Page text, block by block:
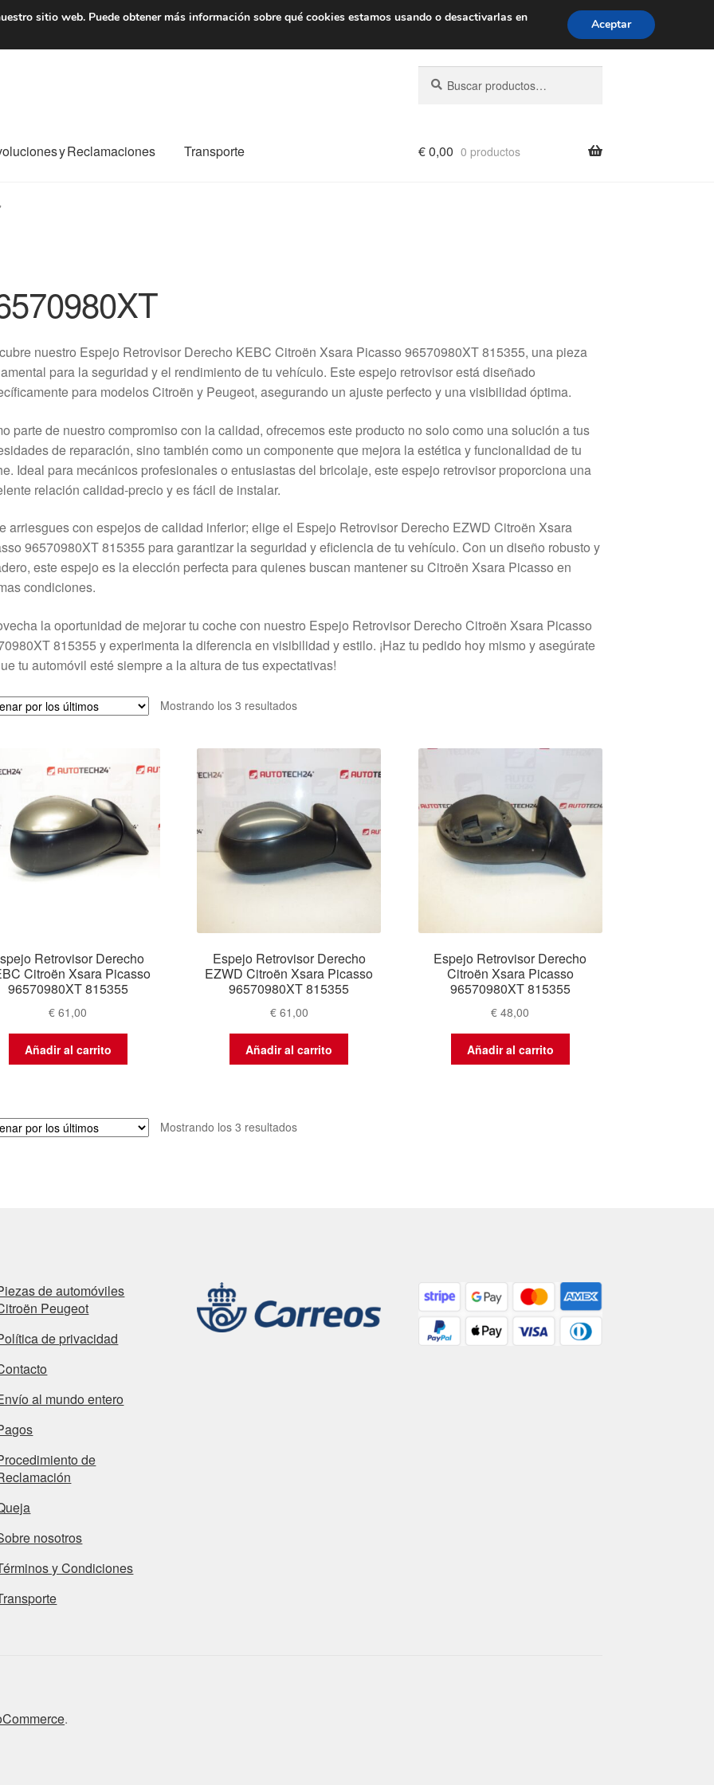
EUR De lunes a viernes de 9 a. m. a 4 p. m.900 933 246
por:
y Reclamaciones Transporte
al mundo entero
€0,00 0 productos
nuestro Espejo Retrovisor Derecho KEBC Citroën Xsara Picasso 96570980XT 815355, una pieza
para la seguridad y el rendimiento de tu vehículo. Este espejo retrovisor está diseñado
para modelos Citroën y Peugeot, asegurando un ajuste perfecto y una visibilidad óptima.
parte de nuestro compromiso con la calidad, ofrecemos este producto no solo como una solución a tus
de reparación, sino también como un componente que mejora la estética y funcionalidad de tu
Ideal para mecánicos profesionales o entusiastas del bricolaje, este espejo retrovisor proporciona una
relación calidad-precio y es fácil de instalar.
arriesgues con espejos de calidad inferior; elige el Espejo Retrovisor Derecho EZWD Citroën Xsara
96570980XT 815355 para garantizar la seguridad y eficiencia de tu vehículo. Con un diseño robusto y
este espejo es la elección perfecta para quienes buscan mantener su Citroën Xsara Picasso en
condiciones.
la oportunidad de mejorar tu coche con nuestro Espejo Retrovisor Derecho Citroën Xsara Picasso
815355 y experimenta la diferencia en visibilidad y estilo. ¡Haz tu pedido hoy mismo y asegúrate
tu automóvil esté siempre a la altura de tus expectativas!
Mostrando los 3 resultadosOrdenado
Retrovisor Derecho
Citroën Xsara Picasso
96570980XT 815355
€ 61,00
Añadir al carrito
Espejo Retrovisor Derecho
EZWD Citroën Xsara Picasso
96570980XT 815355
€61,00
Añadir al carrito
Espejo Retrovisor Derecho
Citroën Xsara Picasso
96570980XT 815355
€ 48,00
Añadir al carrito
Mostrando los 3 resultadosOrdenado
de automóviles
Peugeot
de privacidad
al mundo entero
de
nosotros
y Condiciones
.
sitio web. Puede obtener más información sobre qué cookies estamos usando o desactivarlas en Aceptar